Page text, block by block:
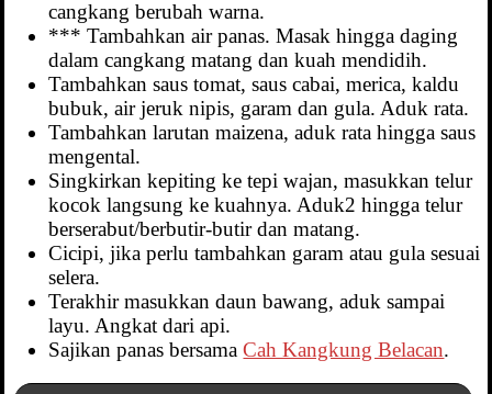
cangkang berubah warna.
*** Tambahkan air panas. Masak hingga daging
dalam cangkang matang dan kuah mendidih.
Tambahkan saus tomat, saus cabai, merica, kaldu
bubuk, air jeruk nipis, garam dan gula. Aduk rata.
Tambahkan larutan maizena, aduk rata hingga saus
mengental.
Singkirkan kepiting ke tepi wajan, masukkan telur
kocok langsung ke kuahnya. Aduk2 hingga telur
berserabut/berbutir-butir dan matang.
Cicipi, jika perlu tambahkan garam atau gula sesuai
selera.
Terakhir masukkan daun bawang, aduk sampai
layu. Angkat dari api.
Sajikan panas bersamaCah Kangkung Belacan.